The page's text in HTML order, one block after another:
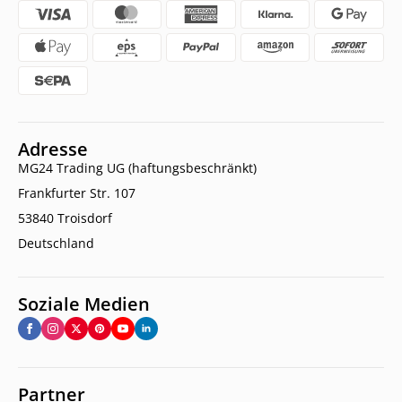
Adresse
MG24 Trading UG (haftungsbeschränkt)
Frankfurter Str. 107
53840 Troisdorf
Deutschland
Soziale Medien
Partner